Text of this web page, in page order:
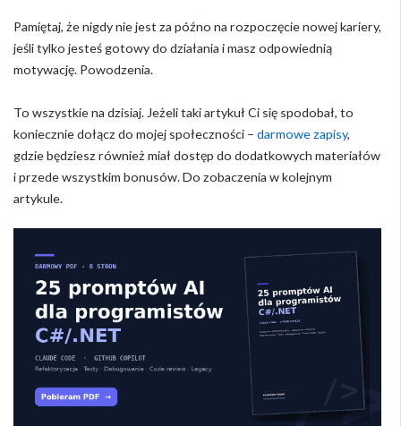
Pamiętaj, że nigdy nie jest za późno na rozpoczęcie nowej kariery,
jeśli tylko jesteś gotowy do działania i masz odpowiednią
motywację. Powodzenia.
To wszystkie na dzisiaj. Jeżeli taki artykuł Ci się spodobał, to
koniecznie dołącz do mojej społeczności – darmowe zapisy,
gdzie będziesz również miał dostęp do dodatkowych materiałów
i przede wszystkim bonusów. Do zobaczenia w kolejnym
artykule.